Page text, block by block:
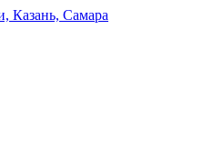
Казань, Самара